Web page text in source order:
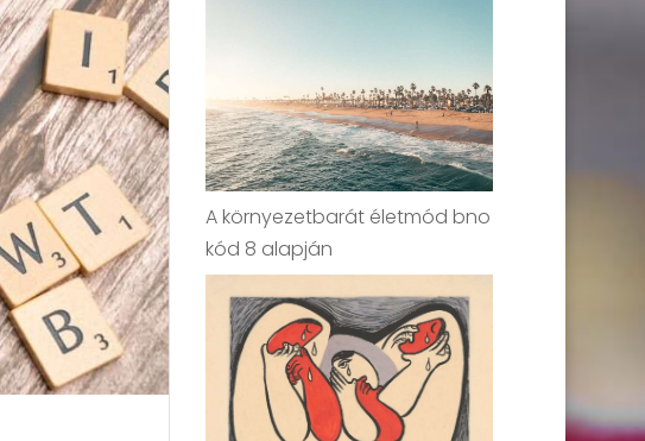
A környezetbarát életmód bno
kód 8 alapján